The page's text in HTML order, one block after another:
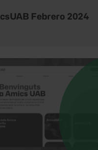
Febrero 2024